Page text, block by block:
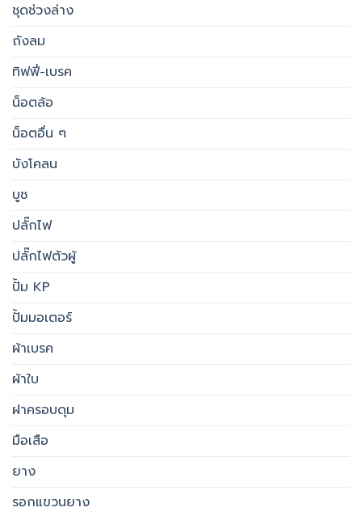
ชุดช่วงล่าง
ถังลม
ทิฟฟี่-เบรค
น็อตล้อ
น็อตอื่น ๆ
บังโคลน
บูช
ปลั๊กไฟ
ปลั๊กไฟตัวผู้
ปั้ม KP
ปั้มมอเตอร์
ผ้าเบรค
ผ้าใบ
ฝาครอบดุม
มือเสือ
ยาง
รอกแขวนยาง